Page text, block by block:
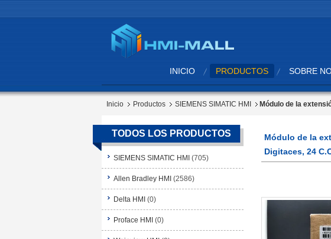
INICIO PRODUCTOS SOBRE
Inicio Productos SIEMENS SIMATIC HMI Módulo de la
TODOS LOS PRODUCTOS
SIEMENS SIMATIC HMI (705)
Allen Bradley HMI (2586)
Delta HMI (0)
Proface HMI (0)
Módulo de la
Digitaces, 24